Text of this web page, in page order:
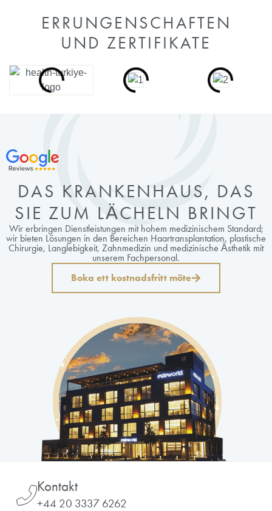
ERRUNGENSCHAFTEN
UND ZERTIFIKATE
DAS KRANKENHAUS, DAS
SIE ZUM LÄCHELN BRINGT
Wir erbringen Dienstleistungen mit hohem medizinischem Standard;
wir bieten Lösungen in den Bereichen Haartransplantation, plastische
Chirurgie, Langlebigkeit, Zahnmedizin und medizinische Ästhetik mit
unserem Fachpersonal.
Boka ett kostnadsfritt möte
Kontakt
+44 20 3337 6262